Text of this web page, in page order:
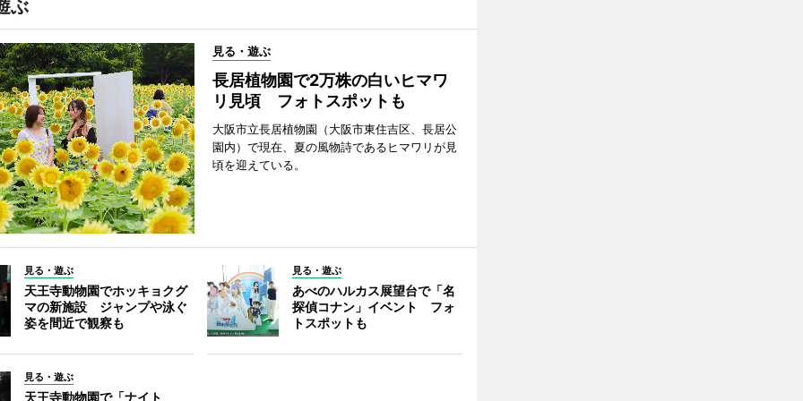
ぶ
見る・遊ぶ
長居植物園で2万株の白いヒマワ
リ見頃 フォトスポットも
大阪市立長居植物園（大阪市東住吉区、長居公
園内）で現在、夏の風物詩であるヒマワリが見
頃を迎えている。
見る・遊ぶ
天王寺動物園でホッキョクグ
マの新施設 ジャンプや泳ぐ
姿を間近で観察も
見る・遊ぶ
あべのハルカス展望台で「名
探偵コナン」イベント フォ
トスポットも
見る・遊ぶ
天王寺動物園で「ナイト